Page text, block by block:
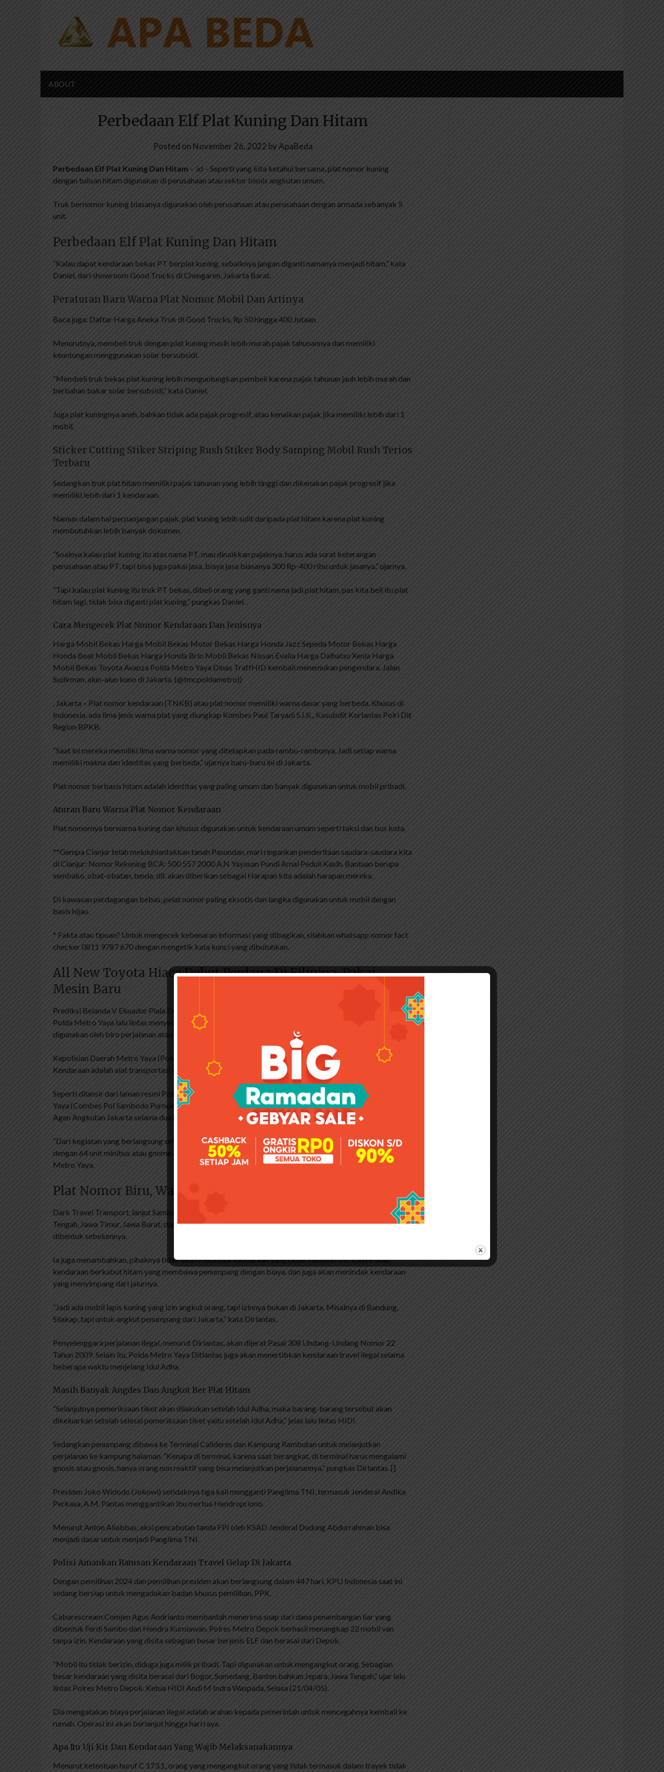
ABOUT
Perbedaan Elf Plat Kuning Dan Hitam
Posted on November 26, 2022 byApaBeda
Perbedaan Elf Plat Kuning Dan Hitam – .id – Seperti yang kita ketahui bersama, plat nomor kuning
dengan tulisan hitam digunakan di perusahaan atau sektor bisnis angkutan umum.
Truk bernomor kuning biasanya digunakan oleh perusahaan atau perusahaan dengan armada sebanyak 5
unit.
Perbedaan Elf Plat Kuning Dan Hitam
“Kalau dapat kendaraan bekas PT berplat kuning, sebaiknya jangan diganti namanya menjadi hitam,” kata
Daniel, dari showroom Good Trucks di Chengaren, Jakarta Barat.
Peraturan Baru Warna Plat Nomor Mobil Dan Artinya
Baca juga: Daftar Harga Aneka Truk di Good Trucks, Rp 50 hingga 400 Jutaan
Menurutnya, membeli truk dengan plat kuning masih lebih murah pajak tahunannya dan memiliki
keuntungan menggunakan solar bersubsidi.
“Membeli truk bekas plat kuning lebih menguntungkan pembeli karena pajak tahunan jauh lebih murah dan
berbahan bakar solar bersubsidi,” kata Daniel.
Juga plat kuningnya aneh, bahkan tidak ada pajak progresif, atau kenaikan pajak jika memiliki lebih dari 1
mobil.
Sticker Cutting Stiker Striping Rush Stiker Body Samping Mobil Rush Terios
Terbaru
Sedangkan truk plat hitam memiliki pajak tahunan yang lebih tinggi dan dikenakan pajak progresif jika
memiliki lebih dari 1 kendaraan.
Namun dalam hal perpanjangan pajak, plat kuning lebih sulit daripada plat hitam karena plat kuning
membutuhkan lebih banyak dokumen.
“Soalnya kalau plat kuning itu atas nama PT, mau dinaikkan pajaknya, harus ada surat keterangan
perusahaan atau PT, tapi bisa juga pakai jasa, biaya jasa biasanya 300 Rp-400 ribu untuk jasanya,” ujarnya.
“Tapi kalau plat kuning itu truk PT bekas, dibeli orang yang ganti nama jadi plat hitam, pas kita beli itu plat
hitam lagi, tidak bisa diganti plat kuning,” pungkas Daniel. .
Cara Mengecek Plat Nomor Kendaraan Dan Jenisnya
Harga Mobil Bekas Harga Mobil Bekas Motor Bekas Harga Honda Jazz Sepeda Motor Bekas Harga
Honda Beat Mobil Bekas Harga Honda Brio Mobil Bekas Nissan Evalia Harga Daihatsu Xenia Harga
Mobil Bekas Toyota Avanza Polda Metro Yaya Dinas TraffHID kembali menemukan pengendara. Jalan
Sudirman, alun-alun kuno di Jakarta. (@tmcpoldametro))
, Jakarta – Plat nomor kendaraan (TNKB) atau plat nomor memiliki warna dasar yang berbeda. Khusus di
Indonesia, ada lima jenis warna plat yang diungkap Kombes Paul Taryadi S.I.K., Kasubdit Korlantas Polri Dit
Region BPKB.
“Saat ini mereka memiliki lima warna nomor yang ditetapkan pada rambu-rambunya. Jadi setiap warna
memiliki makna dan identitas yang berbeda,” ujarnya baru-baru ini di Jakarta.
Plat nomor berbasis hitam adalah identitas yang paling umum dan banyak digunakan untuk mobil pribadi.
Aturan Baru Warna Plat Nomor Kendaraan
Plat nomornya berwarna kuning dan khusus digunakan untuk kendaraan umum seperti taksi dan bus kota.
**Gempa Cianjur telah meluluhlantakkan tanah Pasundan, mari ringankan penderitaan saudara-saudara kita
di Cianjur: Nomor Rekening BCA: 500 557 2000 A.N Yayasan Pundi Amal Peduli Kasih. Bantuan berupa
sembako, obat-obatan, tenda, dll. akan diberikan sebagai Harapan kita adalah harapan mereka.
Di kawasan perdagangan bebas, pelat nomor paling eksotis dan langka digunakan untuk mobil dengan
basis hijau.
* Fakta atau tipuan? Untuk mengecek kebenaran informasi yang dibagikan, silahkan whatsapp nomor fact
checker 0811 9787 670 dengan mengetik kata kunci yang dibutuhkan.
All New Toyota Hiace Debut Perdana Di Filipina, Pakai
Mesin Baru
Prediksi Belanda V Ekuador Piala Dunia 2022 Grup A: De Jong Butuh Pasangan Baru? HIDI (Ditlantas)
Polda Metro Yaya lalu lintas menyediakan 115 kendaraan. Kendaraan adalah alat transportasi yang
digunakan oleh biro perjalanan atau biro perjalanan ilegal. (Foto: East/Doc Paulry)
Kepolisian Daerah Metro Yaya (Polda) Lalu Lintas HIDI (Ditlantas) menyediakan 115 kendaraan.
Kendaraan adalah alat transportasi yang digunakan oleh biro perjalanan atau biro perjalanan ilegal.
Seperti dilansir dari laman resmi Polri, pada 29 April 2021, Direktur Manajemen Lalu Lintas Polda Metro
Yaya (Combes Pol Sambodo Purnomo uddo) menjelaskan ratusan kendaraan hasil kerja sama dengan DKI.
Agen Angkutan Jakarta selama dua hari yaitu 27 dan 28 April 2021.
“Dari kegiatan yang berlangsung selama dua hari tersebut, kami menerima 115 kendaraan bermotor
dengan 64 unit minibus atau gnome dan 51 unit suku cadang mobil penumpang,” ujarnya kepada Polda
Metro Yaya.
Plat Nomor Biru, Warna Untuk Mobil Listrik Di Indonesia
Dark Travel Transport, lanjut Sambodo, berencana membawa penumpang dari Jakarta menuju Jawa
Tengah, Jawa Timur, Jawa Barat, dan Lampung. Mereka berada di jalur arteri dan jalur tikus yang telah
dibentuk sebelumnya.
Ia juga menambahkan, pihaknya tidak akan menindak kendaraan yang tidak memiliki izin trayek atau
kendaraan berkabut hitam yang membawa penumpang dengan biaya, dan juga akan menindak kendaraan
yang menyimpang dari jalurnya.
“Jadi ada mobil lapis kuning yang izin angkut orang, tapi izinnya bukan di Jakarta. Misalnya di Bandung,
Silakap, tapi untuk angkut penumpang dari Jakarta,” kata Dirlantas.
Penyelenggara perjalanan ilegal, menurut Dirlantas, akan dijerat Pasal 308 Undang-Undang Nomor 22
Tahun 2009. Selain itu, Polda Metro Yaya Ditlantas juga akan menertibkan kendaraan travel ilegal selama
beberapa waktu menjelang Idul Adha.
Masih Banyak Angdes Dan Angkot Ber Plat Hitam
“Selanjutnya pemeriksaan tiket akan dilakukan setelah Idul Adha, maka barang-barang tersebut akan
dikeluarkan setelah selesai pemeriksaan tiket yaitu setelah Idul Adha,” jelas lalu lintas HIDI.
Sedangkan penumpang dibawa ke Terminal Calideres dan Kampung Rambutan untuk melanjutkan
perjalanan ke kampung halaman. “Kenapa di terminal, karena saat berangkat, di terminal harus mengalami
gnosis atau gnosis, hanya orang non reaktif yang bisa melanjutkan perjalanannya,” pungkas Dirlantas. []
Presiden Joko Widodo (Jokowi) setidaknya tiga kali mengganti Panglima TNI, termasuk Jenderal Andika
Perkasa, A.M. Pantas menggantikan ibu mertua Hendropriono.
Menurut Anton Aliabbas, aksi pencabutan tanda FPI oleh KSAD Jenderal Dudung Abdurrahman bisa
menjadi dasar untuk menjadi Panglima TNI.
Polisi Amankan Ratusan Kendaraan Travel Gelap Di Jakarta
Dengan pemilihan 2024 dan pemilihan presiden akan berlangsung dalam 447 hari, KPU Indonesia saat ini
sedang bersiap untuk mengadakan badan khusus pemilihan, PPK.
Cabarescream Comjen Agus Andrianto membantah menerima suap dari dana penambangan liar yang
dibentuk Ferdi Sambo dan Hendra Kurniawan. Polres Metro Depok berhasil menangkap 22 mobil van
tanpa izin. Kendaraan yang disita sebagian besar berjenis ELF dan berasal dari Depok.
“Mobil itu tidak berizin, diduga juga milik pribadi. Tapi digunakan untuk mengangkut orang. Sebagian
besar kendaraan yang disita berasal dari Bogor, Sumedang, Banten bahkan Jepara, Jawa Tengah,” ujar lalu
lintas Polres Metro Depok. Ketua HIDI Andi M Indra Waspada, Selasa (21/04/05).
Dia mengatakan biaya perjalanan ilegal adalah arahan kepada pemerintah untuk mencegahnya kembali ke
rumah. Operasi ini akan berlanjut hingga hari raya.
Apa Itu Uji Kir Dan Kendaraan Yang Wajib Melaksanakannya
Menurut ketentuan huruf C 173.1, orang yang mengangkut orang yang tidak termasuk dalam trayek tidak